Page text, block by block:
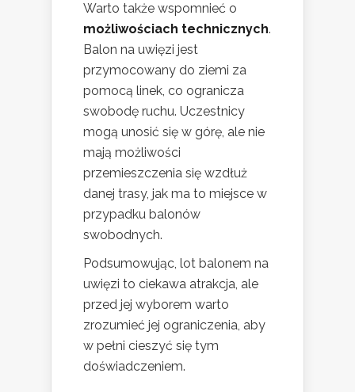
Warto także wspomnieć o
możliwościach technicznych.
Balon na uwięzi jest
przymocowany do ziemi za
pomocą linek, co ogranicza
swobodę ruchu. Uczestnicy
mogą unosić się w górę, ale nie
mają możliwości
przemieszczenia się wzdłuż
danej trasy, jak ma to miejsce w
przypadku balonów
swobodnych.
Podsumowując, lot balonem na
uwięzi to ciekawa atrakcja, ale
przed jej wyborem warto
zrozumieć jej ograniczenia, aby
w pełni cieszyć się tym
doświadczeniem.